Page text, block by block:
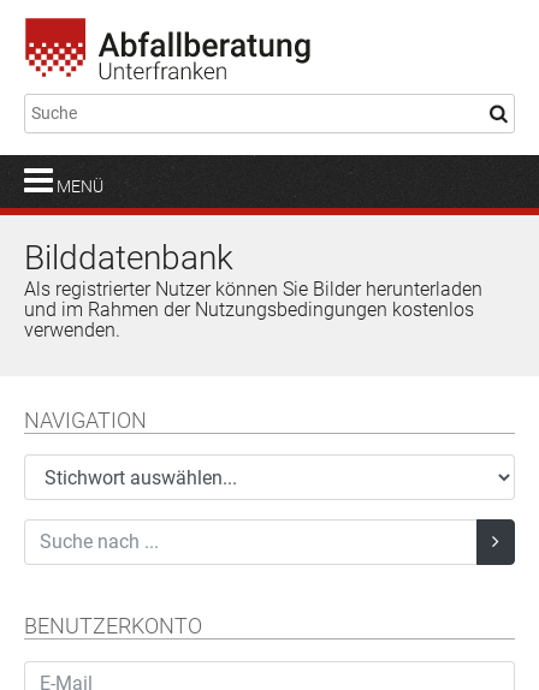
MENÜ
Bilddatenbank
Als registrierter Nutzer können Sie Bilder herunterladen
und im Rahmen der Nutzungsbedingungen kostenlos
verwenden.
NAVIGATION
BENUTZERKONTO